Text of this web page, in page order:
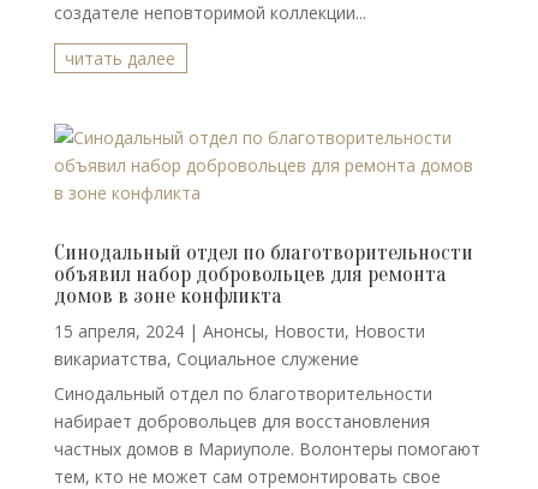
создателе неповторимой коллекции...
читать далее
Синодальный отдел по благотворительности
объявил набор добровольцев для ремонта
домов в зоне конфликта
15 апреля, 2024| Анонсы, Новости, Новости
викариатства, Социальное служение
Синодальный отдел по благотворительности
набирает добровольцев для восстановления
частных домов в Мариуполе. Волонтеры помогают
тем, кто не может сам отремонтировать свое